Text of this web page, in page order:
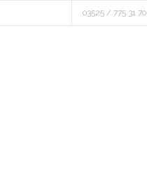
03525 / 775 31 70